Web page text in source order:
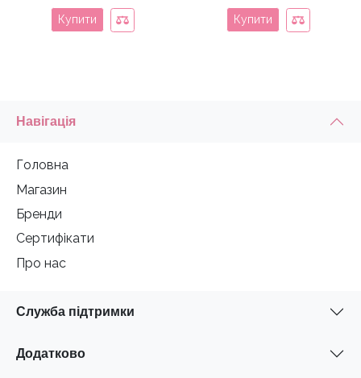
Купити Купити
Навігація
Головна
Магазин
Бренди
Сертифікати
Про нас
Служба підтримки
Додатково